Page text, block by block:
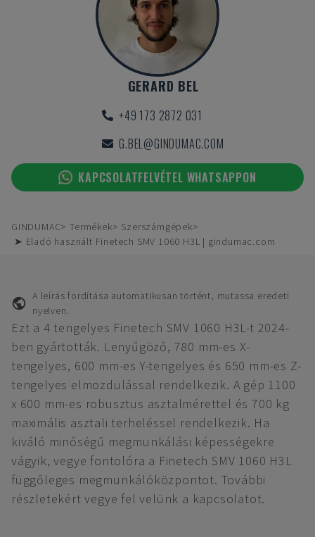
GERARD BEL
+49 173 2872 031
G.BEL@GINDUMAC.COM
KAPCSOLATFELVÉTEL WHATSAPPON
GINDUMAC Termékek
Szerszámgépek
➤ Eladó használt Finetech SMV 1060 H3L | gindumac.com
A leírás fordítása automatikusan történt, mutassa eredeti
nyelven.
Ezt a 4 tengelyes Finetech SMV 1060 H3L-t 2024-
ben gyártották. Lenyűgöző, 780 mm-es X-
tengelyes, 600 mm-es Y-tengelyes és 650 mm-es Z-
tengelyes elmozdulással rendelkezik. A gép 1100
x 600 mm-es robusztus asztalmérettel és 700 kg
maximális asztali terheléssel rendelkezik. Ha
kiváló minőségű megmunkálási képességekre
vágyik, vegye fontolóra a Finetech SMV 1060 H3L
függőleges megmunkálóközpontot. További
részletekért vegye fel velünk a kapcsolatot.